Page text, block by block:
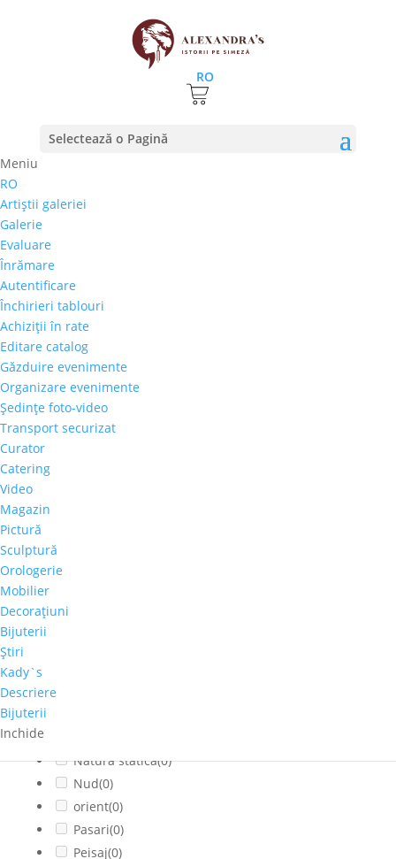
RO
Selectează o Pagină
Meniu
RO
Artiştii galeriei
Galerie
Evaluare
Înrămare
Autentificare
Închirieri tablouri
Achiziţii în rate
Editare catalog
Găzduire evenimente
Organizare evenimente
Şedinţe foto-video
Transport securizat
Curator
Catering
Video
Magazin
Pictură
Sculptură
Orologerie
Mobilier
Decoraţiuni
Bijuterii
Ştiri
Kady`s
Descriere
Bijuterii
Inchide
Prima pagină⚊Magazin
Preţ orientativ
Autor
Perioada
Stil/Şcoală
Tip lucrare
Tehnică
Temă
Cai-Hipism(0)
Citadin
Cladiri faimoase
Natura statica(0)
Nud(0)
orient(0)
Pasari(0)
Peisaj(0)